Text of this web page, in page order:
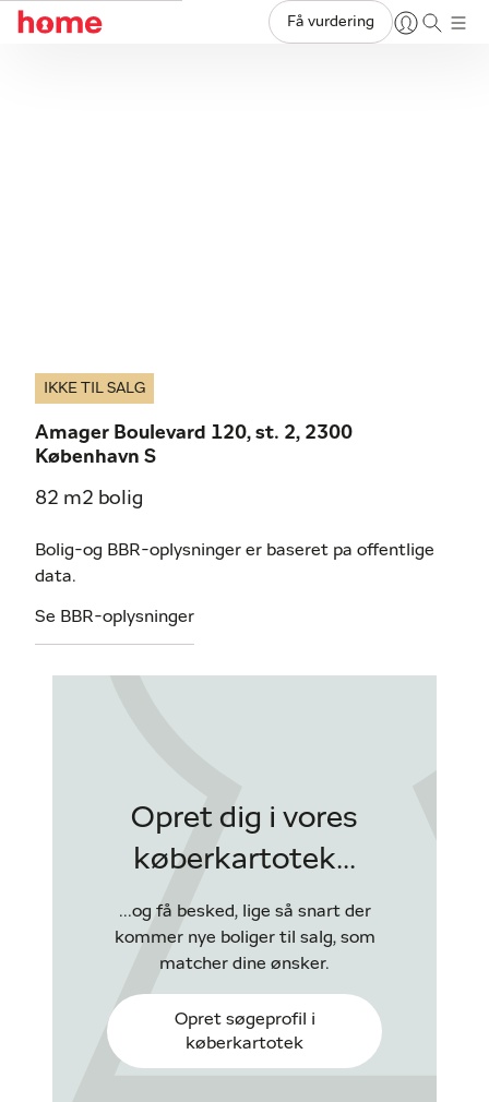
Få vurdering
IKKE TIL SALG
Amager Boulevard 120, st. 2, 2300
København S
82 m2 bolig
Bolig-og BBR-oplysninger er baseret pa offentlige
data.
Se BBR-oplysninger
Opret dig i vores
køberkartotek...
...og få besked, lige så snart der
kommer nye boliger til salg, som
matcher dine ønsker.
Opret søgeprofil i
køberkartotek